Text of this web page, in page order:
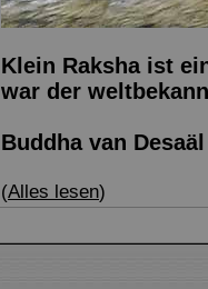
Klein Raksha ist
war der
Buddha van Desaäl
(Alles lesen)